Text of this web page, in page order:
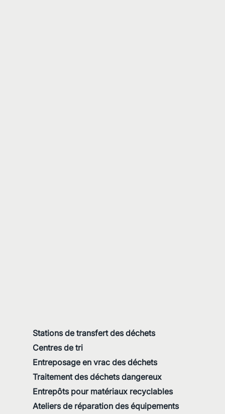
Stations de transfert des déchets
Centres de tri
Entreposage en vrac des déchets
Traitement des déchets dangereux
Entrepôts pour matériaux recyclables
Ateliers de réparation des équipements